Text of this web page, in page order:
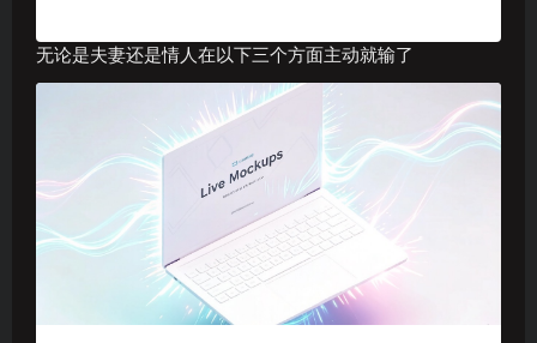
无论是夫妻还是情人在以下三个方面主动就输了